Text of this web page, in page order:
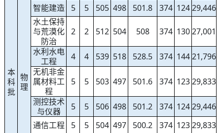
本
科
批
物
理
智能建造 5 5 505 498 501.8 374 124 29,446
水土保持
与荒漠化
防治
2 2 512 504 508 374 130 27,001
水利水电
工程
4 4 539 518 528.5 374 144 21,796
无机非金
属材料工
程
5 5 503 497 501.6 374 123 29,833
测控技术
与仪器
5 5 506 498 501.2 374 124 29,446
通信工程
5 5 504 497 500.2 374 123 29,833